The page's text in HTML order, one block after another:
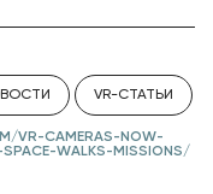
VR-СТАТЬИ
VR-CAMERAS-NOW-
SPACE-WALKS-MISSIONS/